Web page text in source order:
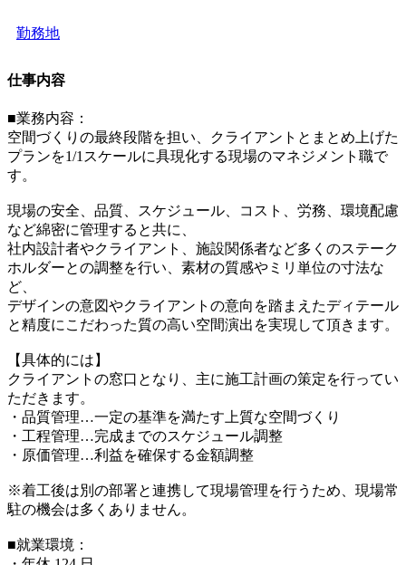
勤務地
仕事内容
■業務内容：
空間づくりの最終段階を担い、クライアントとまとめ上げた
プランを1/1スケールに具現化する現場のマネジメント職で
す。
現場の安全、品質、スケジュール、コスト、労務、環境配慮
など綿密に管理すると共に、
社内設計者やクライアント、施設関係者など多くのステーク
ホルダーとの調整を行い、素材の質感やミリ単位の寸法な
ど、
デザインの意図やクライアントの意向を踏まえたディテール
と精度にこだわった質の高い空間演出を実現して頂きます。
【具体的には】
クライアントの窓口となり、主に施工計画の策定を行ってい
ただきます。
・品質管理…一定の基準を満たす上質な空間づくり
・工程管理…完成までのスケジュール調整
・原価管理…利益を確保する金額調整
※着工後は別の部署と連携して現場管理を行うため、現場常
駐の機会は多くありません。
■就業環境：